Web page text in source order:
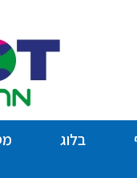
בלוג